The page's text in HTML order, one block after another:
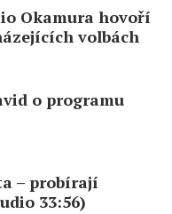
Okamura hovoří
volbách
o programu
– probírají
33:56)